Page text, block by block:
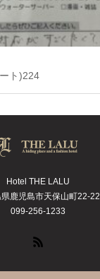
ト)224
Hotel THE LALU
県鹿児島市天保山町22-22
099-256-1233